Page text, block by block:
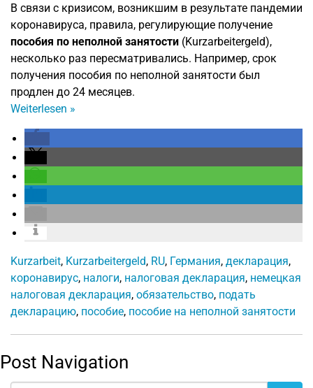
В связи с кризисом, возникшим в результате пандемии
коронавируса, правила, регулирующие получение
пособия по неполной занятости (Kurzarbeitergeld),
несколько раз пересматривались. Например, срок
получения пособия по неполной занятости был
продлен до 24 месяцев.
Weiterlesen »
Kurzarbeit, Kurzarbeitergeld, RU, Германия, декларация,
коронавирус, налоги, налоговая декларация, немецкая
налоговая декларация, обязательство, подать
декларацию, пособие, пособие на неполной занятости
Post Navigation